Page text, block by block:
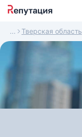
Тверская область